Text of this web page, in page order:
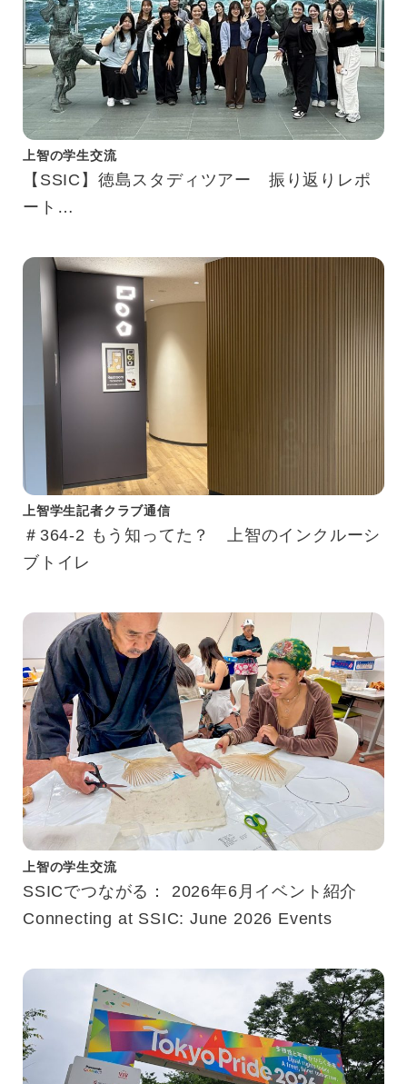
上智の学生交流
【SSIC】徳島スタディツアー 振り返りレポ
ート
上智学生記者クラブ通信
＃364-2 もう知ってた？ 上智のインクルーシ
ブトイレ
上智の学生交流
SSICでつながる： 2026年6月イベント紹介
Connecting at SSIC: June 2026 Events